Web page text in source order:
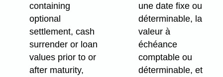
containing
optional
settlement, cash
surrender or loan
values prior to or
after maturity,
une date fixe ou
déterminable, la
valeur à
échéance
comptable ou
déterminable, et